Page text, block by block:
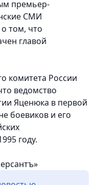
премьер-
СМИ
том, что
главой
комитета России
ведомство
Яценюка в первой
боевиков и его
году.